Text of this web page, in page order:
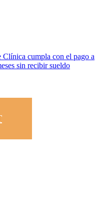
Clínica cumpla con el pago a
sin recibir sueldo